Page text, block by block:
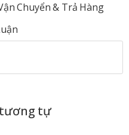
Chuyển & Trả Hàng
tự